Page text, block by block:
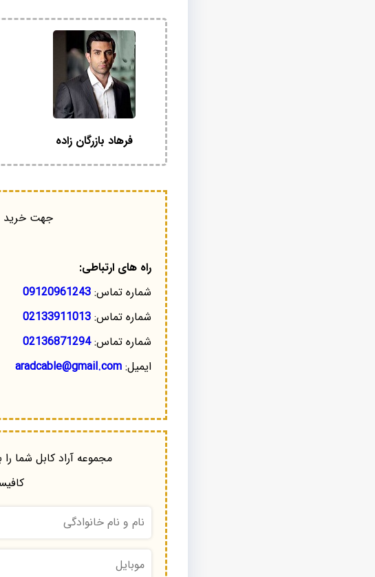
فرهاد بازرگان زاده
جهت خرید
راه های ارتباطی:
شماره تماس: 09120961243
شماره تماس: 02133911013
شماره تماس:02136871294
ایمیل: aradcable@gmail.com
مجموعه آراد کابل شما